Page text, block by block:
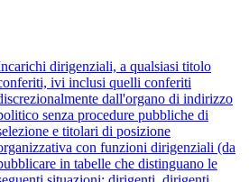
dirigenziali, a qualsiasi titolo
ivi inclusi quelli conferiti
dall'organo di indirizzo
senza procedure pubbliche di
e titolari di posizione
con funzioni dirigenziali (da
in tabelle che distinguano le